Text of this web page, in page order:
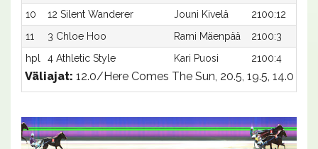
10 12 Silent Wanderer Jouni Kivelä
2100:12
11
3 Chloe Hoo Rami Mäenpää
2100:3
hpl
4 Athletic Style Kari Puosi 2100:4
Väliajat: 12.0/Here Comes The Sun, 20.5, 19.5, 14.0